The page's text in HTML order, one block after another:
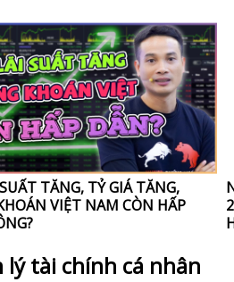
TĂNG, TỶ GIÁ TĂNG,
VIỆT NAM CÒN HẤP
lý tài chính cá nhân